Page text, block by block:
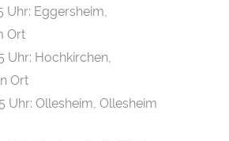
Uhr: Eggersheim,
Ort
Uhr: Hochkirchen,
Ort
Uhr: Ollesheim, Ollesheim